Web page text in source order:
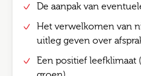
De aanpak van
Het verwelkomen van
uitleg geven over
Een positief leefklimaat